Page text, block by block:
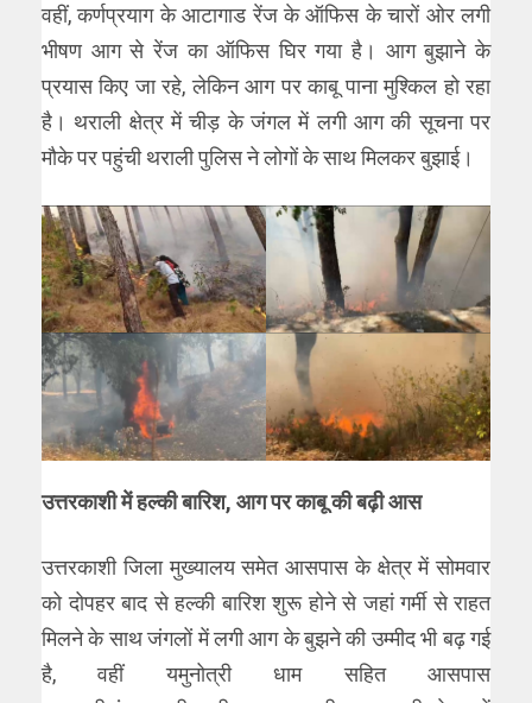
वहीं, कर्णप्रयाग के आटागाड रेंज के ऑफिस के चारों ओर लगी
भीषण आग से रेंज का ऑफिस घिर गया है। आग बुझाने के
प्रयास किए जा रहे, लेकिन आग पर काबू पाना मुश्किल हो रहा
है। थराली क्षेत्र में चीड़ के जंगल में लगी आग की सूचना पर
मौके पर पहुंची थराली पुलिस ने लोगों के साथ मिलकर बुझाई।
उत्तरकाशी में हल्की बारिश, आग पर काबू की बढ़ी आस
उत्तरकाशी जिला मुख्यालय समेत आसपास के क्षेत्र में सोमवार
को दोपहर बाद से हल्की बारिश शुरू होने से जहां गर्मी से राहत
मिलने के साथ जंगलों में लगी आग के बुझने की उम्मीद भी बढ़ गई
है, वहीं यमुनोत्री धाम सहित आसपास